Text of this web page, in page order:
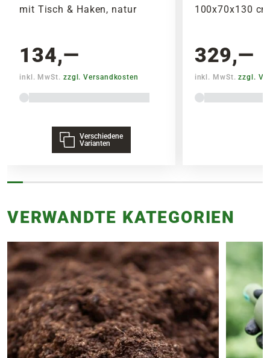
mit Tisch & Haken, natur
134,—
inkl. MwSt. zzgl. Versandkosten
Verschiedene
Varianten
100x70x130
329,—
inkl. MwSt.zzgl.
VERWANDTE KATEGORIEN